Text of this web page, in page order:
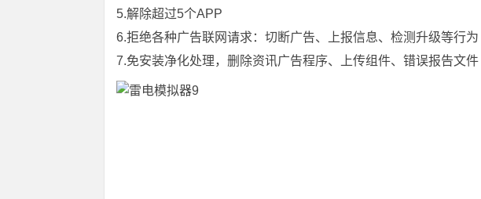
5.解除超过5个APP
6.拒绝各种广告联网请求：切断广告、上报信息、检测升级等行为
7.免安装净化处理，删除资讯广告程序、上传组件、错误报告文件